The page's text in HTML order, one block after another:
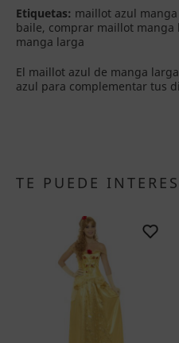
Etiquetas: maillot azul
baile, comprar maillot
manga larga
El maillot azul de manga
azul para complementar tus
TE PUEDE